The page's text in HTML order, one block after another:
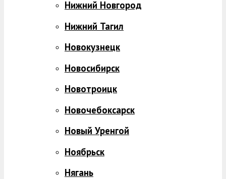
Нижний Новгород
Нижний Тагил
Новокузнецк
Новосибирск
Новотроицк
Новочебоксарск
Новый Уренгой
Ноябрьск
Нягань